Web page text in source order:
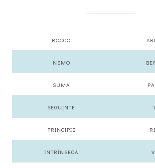
ROCCO
NEMO
SUMA
SEGUINTE
PRINCIPIS
INTRÍNSECA